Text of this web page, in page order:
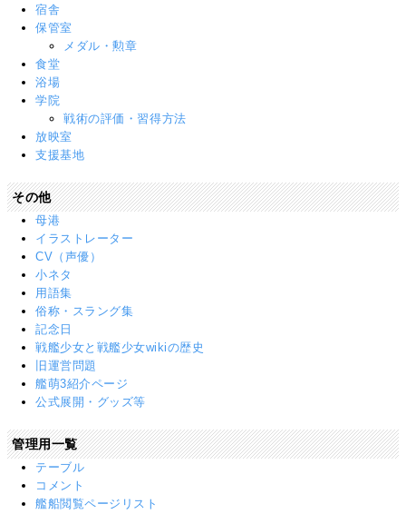
宿舎
保管室
メダル・勲章
食堂
浴場
学院
戦術の評価・習得方法
放映室
支援基地
その他
母港
イラストレーター
CV（声優）
小ネタ
用語集
俗称・スラング集
記念日
戦艦少女と戦艦少女wikiの歴史
旧運営問題
艦萌3紹介ページ
公式展開・グッズ等
管理用一覧
テーブル
コメント
艦船閲覧ページリスト